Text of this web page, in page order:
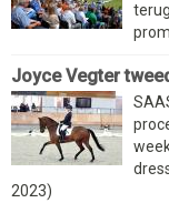
Joyce Vegter
2023)